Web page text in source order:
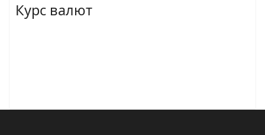
Курс валют